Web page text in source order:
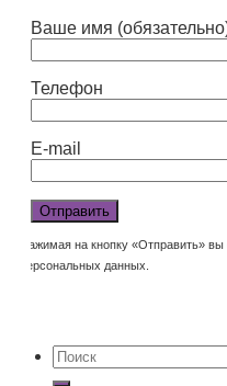
Ваше имя
Телефон
E-mail
Нажимая на кнопку «Отправить»
персональных данных.